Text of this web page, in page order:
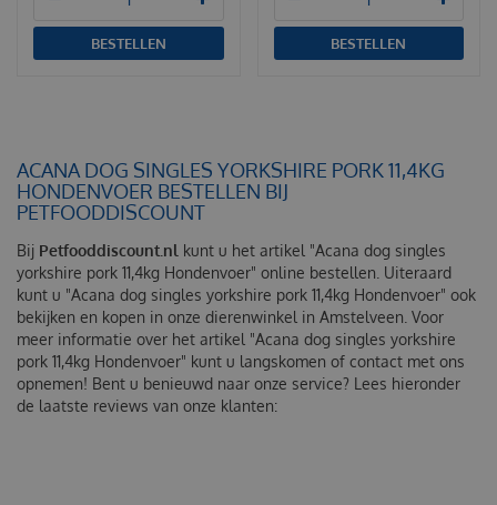
BESTELLEN BESTELLEN
ACANA DOG SINGLES YORKSHIRE PORK 11,4KG
HONDENVOER BESTELLEN BIJ
PETFOODDISCOUNT
Bij Petfooddiscount.nl kunt u het artikel "Acana dog singles
yorkshire pork 11,4kg Hondenvoer" online bestellen. Uiteraard
kunt u "Acana dog singles yorkshire pork 11,4kg Hondenvoer" ook
bekijken en kopen in onze dierenwinkel in Amstelveen. Voor
meer informatie over het artikel "Acana dog singles yorkshire
pork 11,4kg Hondenvoer" kunt u langskomen of contact met ons
opnemen! Bent u benieuwd naar onze service? Lees hieronder
de laatste reviews van onze klanten: